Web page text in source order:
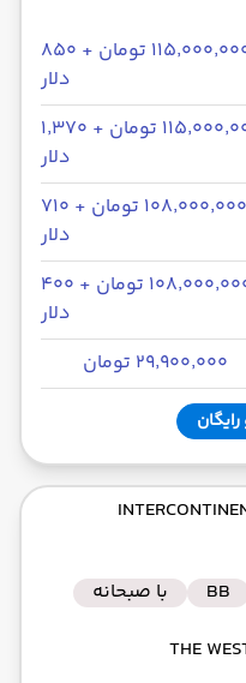
۱۱۵٬۰۰۰٬۰۰۰ تومان + ۸۵۰
دلار
۱۱۵٬۰۰۰٬۰۰۰ تومان + ۱٬۳۷۰
دلار
۱۰۸٬۰۰۰٬۰۰۰ تومان + ۷۱۰
دلار
۱۰۸٬۰۰۰٬۰۰۰ تومان + ۴۰۰
دلار
۲۹٬۹۰۰٬۰۰۰ تومان
BB
با صبحانه